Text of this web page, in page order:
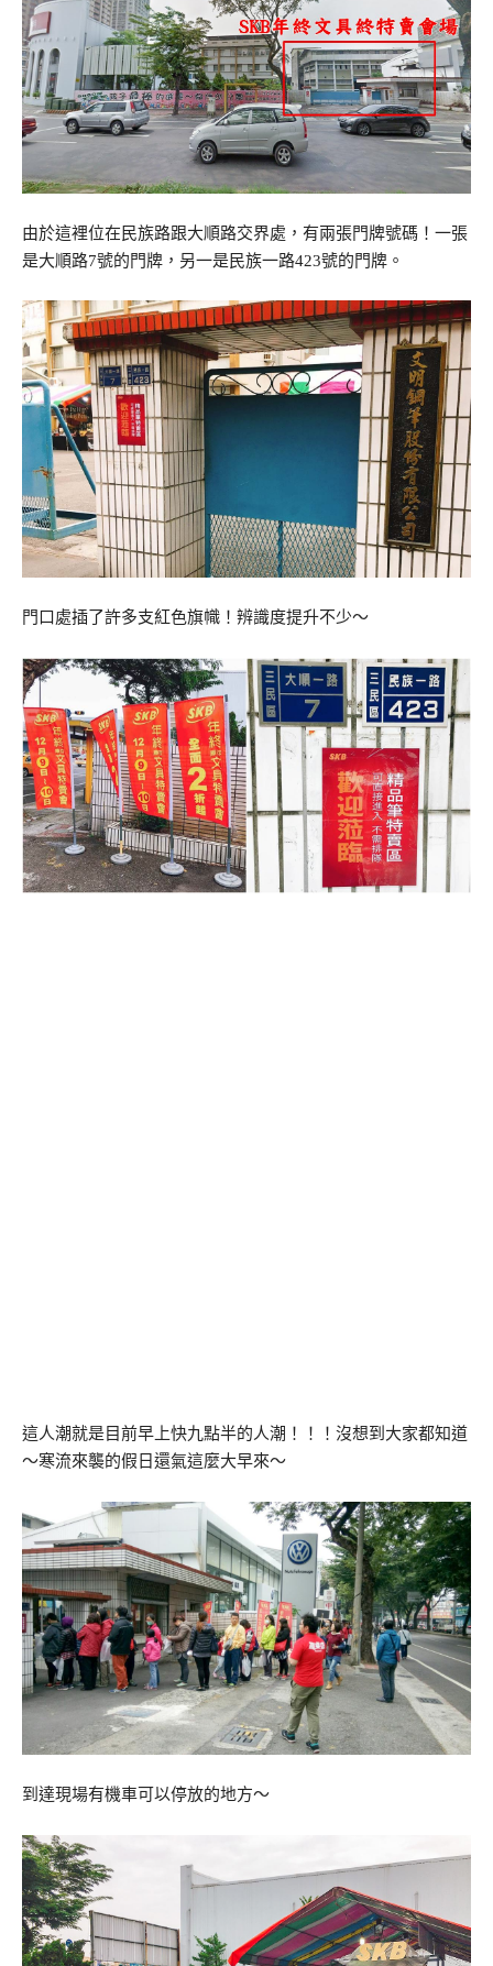
由於這裡位在民族路跟大順路交界處，有兩張門牌號碼！一張
是大順路7號的門牌，另一是民族一路423號的門牌。
門口處插了許多支紅色旗幟！辨識度提升不少～
這人潮就是目前早上快九點半的人潮！！！沒想到大家都知道
～寒流來襲的假日還氣這麼大早來～
到達現場有機車可以停放的地方～